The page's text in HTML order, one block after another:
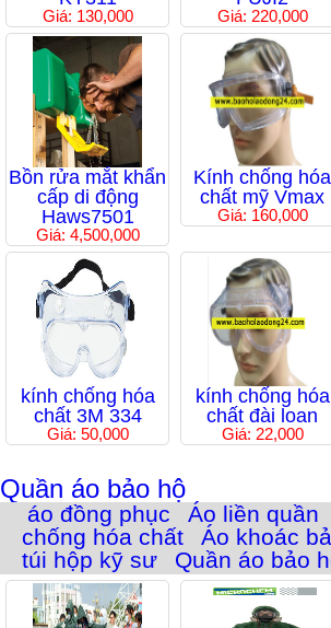
Giá: 130,000 Giá: 220,000
Bồn rửa mắt khẩn
cấp di động
Haws7501
Giá: 4,500,000
Kính chống hóa
chất mỹ Vmax
Giá: 160,000
kính chống hóa
chất 3M 334
Giá: 50,000
kính chống hóa
chất đài loan
Giá: 22,000
Quần áo bảo hộ
áo đồng phục Áo liền quần
chống hóa chất
Áo khoác
túi hộp kỹ sư
Quần áo bảo